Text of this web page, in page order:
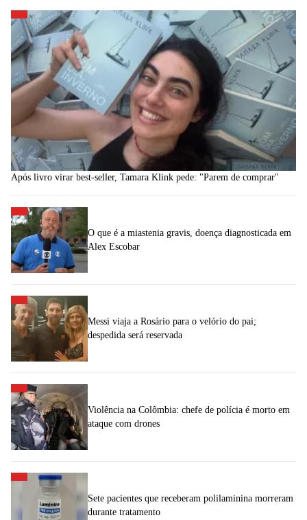
Após livro virar best-seller, Tamara Klink pede: "Parem de comprar"
O que é a miastenia gravis, doença diagnosticada em
Alex Escobar
Messi viaja a Rosário para o velório do pai;
despedida será reservada
Violência na Colômbia: chefe de polícia é morto em
ataque com drones
Sete pacientes que receberam polilaminina morreram
durante tratamento